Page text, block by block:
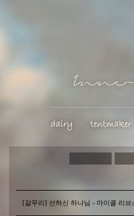
[갈무리] 선하신 하나님 - 마이클 리브